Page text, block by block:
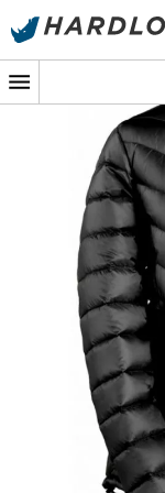
Promos d'été 🔥 -